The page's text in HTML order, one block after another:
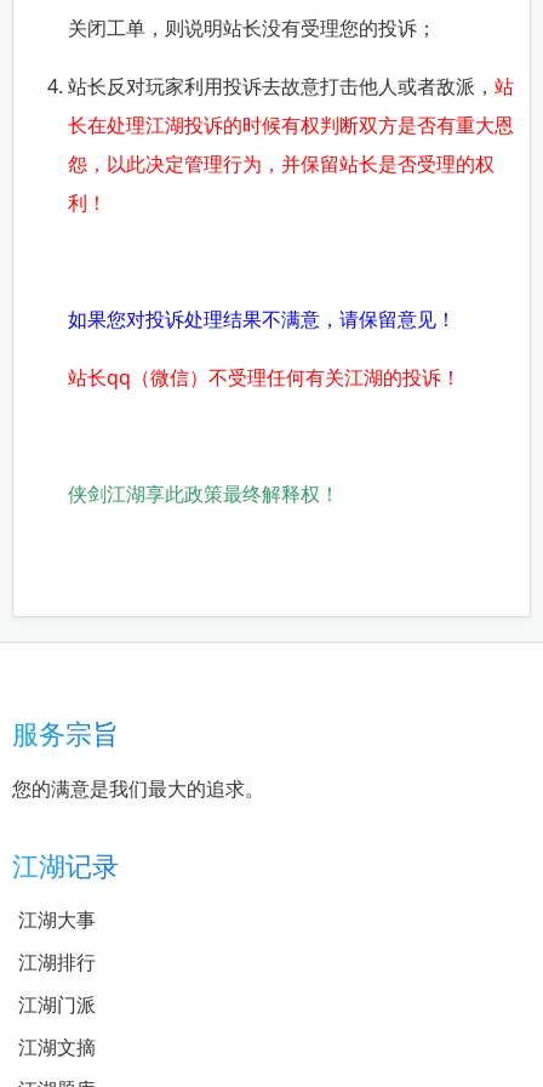
关闭工单，则说明站长没有受理您的投诉；
站长反对玩家利用投诉去故意打击他人或者敌派， 站
长在处理江湖投诉的时候有权判断双方是否有重大恩
怨，以此决定管理行为，并保留站长是否受理的权
利 ！
如果您对投诉处理结果不满意，请保留意见！
站长qq（微信）不受理任何有关江湖的投诉！
侠剑江湖享此政策最终解释权！
服务宗旨
您的满意是我们最大的追求。
江湖记录
江湖大事
江湖排行
江湖门派
江湖文摘